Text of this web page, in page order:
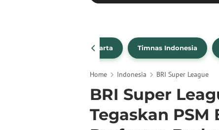
Persija Jakarta Timnas Indonesia
Home Indonesia BRI Super League
BRI Super
Tegaskan